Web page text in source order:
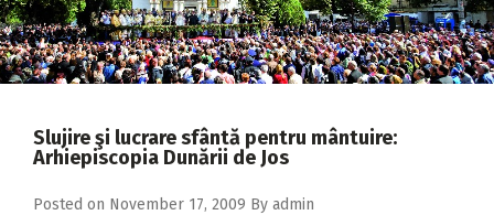
2022
2021
2019
Slujire şi lucrare sfântă pentru mântuire:
Arhiepiscopia Dunării de Jos
Posted on November 17, 2009 By admin